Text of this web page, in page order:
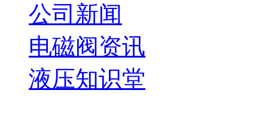
公司新闻
电磁阀资讯
液压知识堂